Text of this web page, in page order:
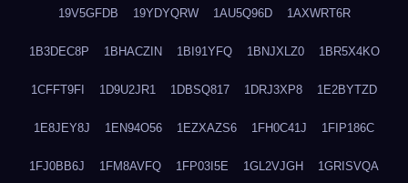
19V5GFDB 19YDYQRW 1AU5Q96D 1AXWRT6R
1B3DEC8P 1BHACZIN 1BI91YFQ 1BNJXLZ0 1BR5X4KO
1CFFT9FI 1D9U2JR1 1DBSQ817 1DRJ3XP8 1E2BYTZD
1E8JEY8J 1EN94O56 1EZXAZS6 1FH0C41J 1FIP186C
1FJ0BB6J 1FM8AVFQ 1FP03I5E 1GL2VJGH 1GRISVQA